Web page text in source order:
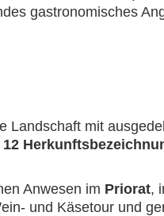
gastronomisches
Landschaft mit
12
Anwesen im Priorat,
und Käsetour und